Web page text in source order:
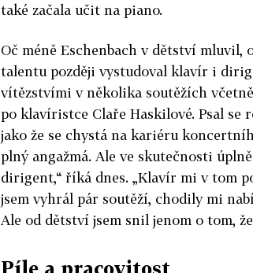
také začala učit na piano.
Oč méně Eschenbach v dětství
talentu později vystudoval klavír i
vítězstvími v několika soutěžích
po klavíristce Claře Haskilové. Psal se
jako že se chystá na kariéru
plný angažmá. Ale ve skutečnosti
dirigent,“ říká dnes. „Klavír mi v tom
jsem vyhrál pár soutěží, chodily mi
Ale od dětství jsem snil jenom o tom,
Píle a pracovitost